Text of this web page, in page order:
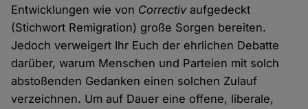
Entwicklungen wie von Correctivaufgedeckt
(Stichwort Remigration) große Sorgen bereiten.
Jedoch verweigert Ihr Euch der ehrlichen Debatte
darüber, warum Menschen und Parteien mit solch
abstoßenden Gedanken einen solchen Zulauf
verzeichnen. Um auf Dauer eine offene, liberale,